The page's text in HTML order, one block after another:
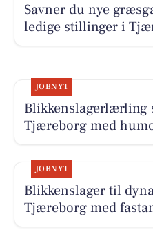
Savner du nye
ledige stillinger i
JOBNYT
Blikkenslagerlærling
Tjæreborg med
JOBNYT
Blikkenslager til
Tjæreborg med